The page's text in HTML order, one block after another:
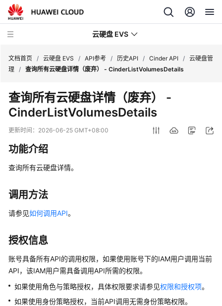
云硬盘 EVS
最
新
动
产
品
介
快
速
门
用
户
南
文档首页 / 云硬盘 EVS / API参考 / 历史API / Cinder API / 云硬盘管
理 / 查询所有云硬盘详情（废弃） - CinderListVolumesDetails
查询所有云硬盘详情（废弃） -
CinderListVolumesDetails
更新时间： 2026-06-25 GMT+08:00
功能介绍
查询所有云硬盘详情。
调用方法
请参见如何调用API。
授权信息
账号具备所有API的调用权限，如果使用账号下的IAM用户调用当前
API，该IAM用户需具备调用API所需的权限。
如果使用角色与策略授权，具体权限要求请参见权限和授权项。
如果使用身份策略授权，当前API调用无需身份策略权限。